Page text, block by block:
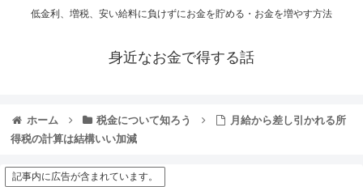
低金利、増税、安い給料に負けずにお金を貯める・お金を増やす方法
身近なお金で得する話
ホーム 税金について知ろう
月給から差し引かれる所
得税の計算は結構いい加減
記事内に広告が含まれています。